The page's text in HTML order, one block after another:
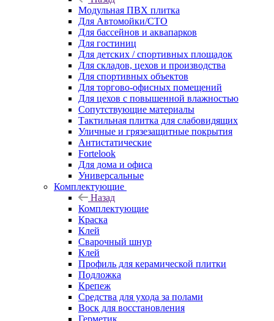
Модульная ПВХ плитка
Для Автомойки/СТО
Для бассейнов и аквапарков
Для гостиниц
Для детских / спортивных площадок
Для складов, цехов и производства
Для спортивных объектов
Для торгово-офисных помещений
Для цехов с повышенной влажностью
Сопутствующие материалы
Тактильная плитка для слабовидящих
Уличные и грязезащитные покрытия
Антистатические
Fortelook
Для дома и офиса
Универсальные
Комплектующие
Назад
Комплектующие
Краска
Клей
Сварочный шнур
Клей
Профиль для керамической плитки
Подложка
Крепеж
Средства для ухода за полами
Воск для восстановления
Герметик